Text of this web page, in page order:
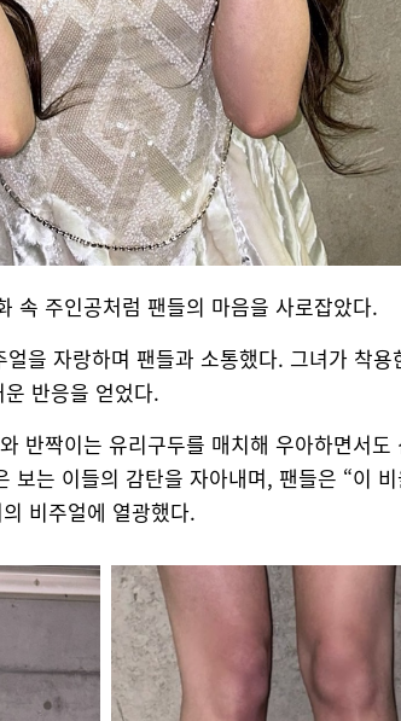
속 주인공처럼 팬들의 마음을 사로잡았다.
을 자랑하며 팬들과 소통했다. 그녀가 착용
반응을 얻었다.
반짝이는 유리구두를 매치해 우아하면서도
는 이들의 감탄을 자아내며, 팬들은 “이
비주얼에 열광했다.